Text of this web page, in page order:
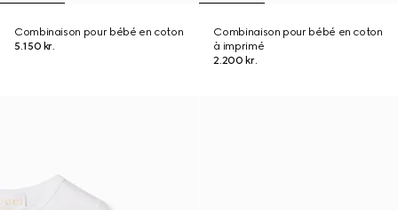
Combinaison pour bébé en coton
5.150 kr.
Combinaison pour bébé en coton
à imprimé
2.200 kr.